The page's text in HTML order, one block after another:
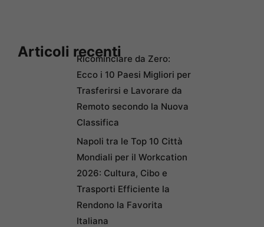
Articoli recentiRicominciare da Zero:
Ecco i 10 Paesi Migliori per
Trasferirsi e Lavorare da
Remoto secondo la Nuova
Classifica
Napoli tra le Top 10 Città
Mondiali per il Workcation
2026: Cultura, Cibo e
Trasporti Efficiente la
Rendono la Favorita
Italiana